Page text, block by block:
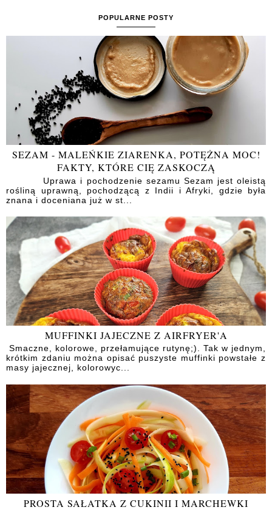
POPULARNE POSTY
SEZAM - MALEŃKIE ZIARENKA, POTĘŻNA MOC!
FAKTY, KTÓRE CIĘ ZASKOCZĄ
Uprawa i pochodzenie sezamu Sezam jest oleistą
rośliną uprawną, pochodzącą z Indii i Afryki, gdzie była
znana i doceniana już w st...
MUFFINKI JAJECZNE Z AIRFRYER'A
Smaczne, kolorowe, przełamujące rutynę;). Tak w jednym,
krótkim zdaniu można opisać puszyste muffinki powstałe z
masy jajecznej, kolorowyc...
PROSTA SAŁATKA Z CUKINII I MARCHEWKI